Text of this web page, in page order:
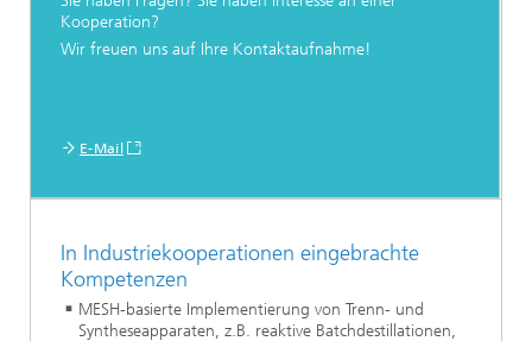
Kooperation?
Wir freuen uns auf Ihre Kontaktaufnahme!
E-Mail
In Industriekooperationen eingebrachte
Kompetenzen
MESH-basierte Implementierung von Trenn- und
Syntheseapparaten, z.B. reaktive Batchdestillationen,